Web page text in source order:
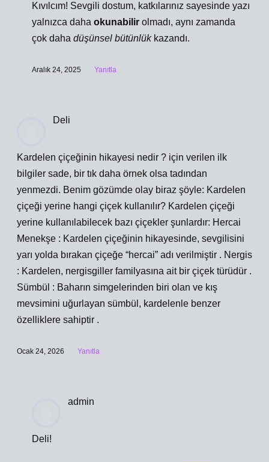
Kıvılcım! Sevgili dostum, katkılarınız sayesinde yazı
yalnızca daha okunabilir olmadı, aynı zamanda
çok daha düşünsel bütünlükkazandı.
Aralık 24, 2025 Yanıtla
Deli
Kardelen çiçeğinin hikayesi nedir ? için verilen ilk
bilgiler sade, bir tık daha örnek olsa tadından
yenmezdi. Benim gözümde olay biraz şöyle: Kardelen
çiçeği yerine hangi çiçek kullanılır? Kardelen çiçeği
yerine kullanılabilecek bazı çiçekler şunlardır: Hercai
Menekşe : Kardelen çiçeğinin hikayesinde, sevgilisini
yarı yolda bırakan çiçeğe “hercai” adı verilmiştir . Nergis
: Kardelen, nergisgiller familyasına ait bir çiçek türüdür .
Sümbül : Baharın simgelerinden biri olan ve kış
mevsimini uğurlayan sümbül, kardelenle benzer
özelliklere sahiptir .
Ocak 24, 2026 Yanıtla
admin
Deli!